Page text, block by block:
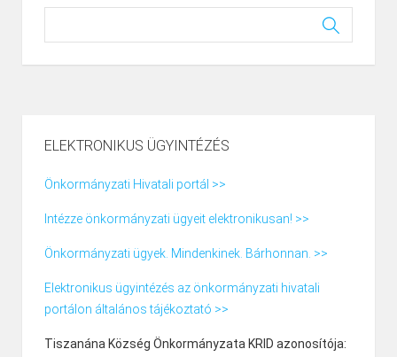
ELEKTRONIKUS ÜGYINTÉZÉS
Önkormányzati Hivatali portál >>
Intézze önkormányzati ügyeit elektronikusan! >>
Önkormányzati ügyek. Mindenkinek. Bárhonnan. >>
Elektronikus ügyintézés az önkormányzati hivatali
portálon általános tájékoztató >>
Tiszanána Község Önkormányzata KRID azonosítója: